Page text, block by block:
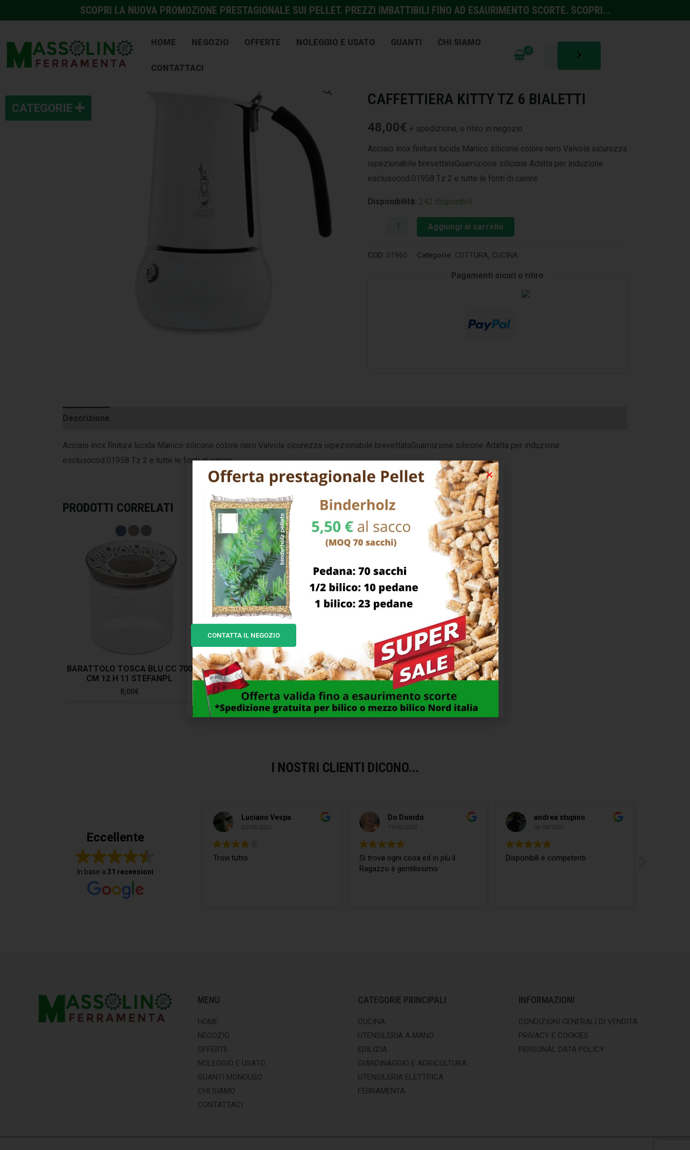
SCOPRI LA NUOVA PROMOZIONE PRESTAGIONALE SUI PELLET. PREZZI IMBATTIBILI FINO AD ESAURIMENTO SCORTE. SCOPRI...
HOME NEGOZIO OFFERTE NOLEGGIO E USATO GUANTI CHI SIAMO
CONTATTACI
CAFFETTIERA KITTY TZ 6 BIALETTI
48,00€ + spedizione, o ritiro in negozio
Acciaio inox finitura lucida Manico silicone colore nero Valvola sicurezza
ispezionabile brevettataGuarnizione silicone Adatta per induzione
esclusocod.01958 Tz 2 e tutte le fonti di calore
Disponibilità: 242 disponibili
Aggiungi al carrello
COD: 01960 Categorie: COTTURA, CUCINA
Pagamenti sicuri o ritiro
Descrizione
Acciaio inox finitura lucida Manico silicone colore nero Valvola sicurezza ispezionabile brevettataGuarnizione silicone Adatta per induzione
esclusocod.01958 Tz 2 e tutte le fonti di calore
PRODOTTI CORRELATI
BARATTOLO TOSCA BLU CC 700
CM 12 H 11 STEFANPL
8,00€
BARATTOLO TOSCA BLU CC 2200
CM 12 H 28 STEFANPL
11,00 €
BARATTOLO CC 650 CM 10×10 H
10,5 ONLINE TESCOMA
16,00 €
I NOSTRI CLIENTI DICONO...
Eccellente
In base a 31 recensioni
Luciano Vespa
02/03/2022
Trovi tutto
Do Donidó
19/02/2022
Si trova ogni cosa ed in più il
Ragazzo è gentilissimo
andrea stupino
06/08/2021
Disponibili e competenti
MENU
HOME
NEGOZIO
OFFERTE
NOLEGGIO E USATO
GUANTI MONOUSO
CHI SIAMO
CONTATTACI
CATEGORIE PRINCIPALI
CUCINA
UTENSILERIA A MANO
EDILIZIA
GIARDINAGGIO E AGRICOLTURA
UTENSILERIA ELETTRICA
FERRAMENTA
INFORMAZIONI
CONDIZIONI GENERALI DI VENDITA
PRIVACY E COOKIES
PERSONAL DATA POLICY
CONTATTA IL NEGOZIO